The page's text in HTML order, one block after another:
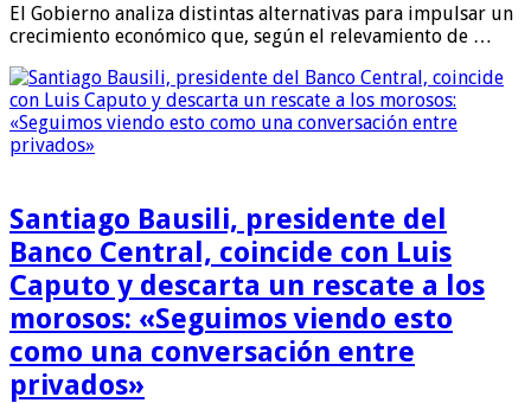
El Gobierno analiza distintas alternativas para impulsar un
crecimiento económico que, según el relevamiento de …
Santiago Bausili, presidente del
Banco Central, coincide con Luis
Caputo y descarta un rescate a los
morosos: «Seguimos viendo esto
como una conversación entre
privados»